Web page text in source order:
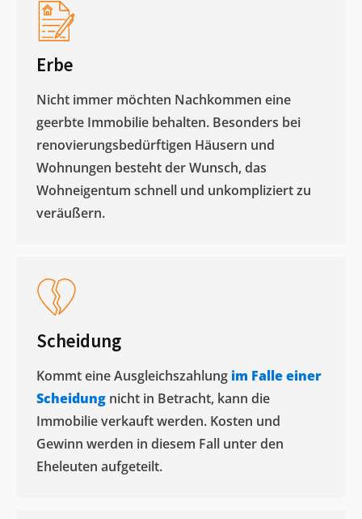
Erbe
Nicht immer möchten Nachkommen eine
geerbte Immobilie behalten. Besonders bei
renovierungsbedürftigen Häusern und
Wohnungen besteht der Wunsch, das
Wohneigentum schnell und unkompliziert zu
veräußern. ​
Scheidung
Kommt eine Ausgleichszahlung im Falle einer
Scheidung nicht in Betracht, kann die
Immobilie verkauft werden. Kosten und
Gewinn werden in diesem Fall unter den
Eheleuten aufgeteilt.​